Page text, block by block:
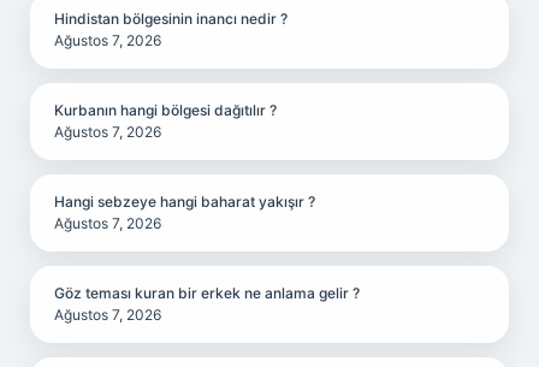
Hindistan bölgesinin inancı nedir ?
Ağustos 7, 2026
Kurbanın hangi bölgesi dağıtılır ?
Ağustos 7, 2026
Hangi sebzeye hangi baharat yakışır ?
Ağustos 7, 2026
Göz teması kuran bir erkek ne anlama gelir ?
Ağustos 7, 2026